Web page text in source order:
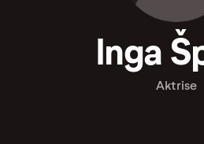
Inga
Aktrise